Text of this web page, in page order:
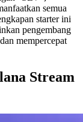
semua
starter ini
pengembang
mempercepat
Stream